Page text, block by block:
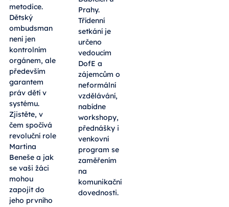
partnera v
prevenci i
metodice.
Dětský
ombudsman
není jen
kontrolním
orgánem, ale
především
garantem
práv dětí v
systému.
Zjistěte, v
čem spočívá
revoluční role
Martina
Beneše a jak
se vaši žáci
mohou
Open Gate v
Babicích u
Prahy.
Třídenní
setkání je
určeno
vedoucím
DofE a
zájemcům o
neformální
vzdělávání,
nabídne
workshopy,
přednášky i
venkovní
program se
zaměřením
na